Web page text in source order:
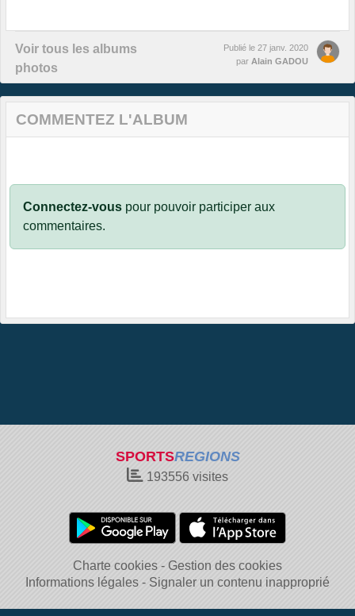
Voir tous les albums
photos
Publié le 27 janv. 2020
par Alain GADOU
COMMENTEZ L'ALBUM
Connectez-vous pour pouvoir participer aux
commentaires.
SPORTSREGIONS
193556 visites
Charte cookies
Gestion des cookies
Informations légales
Signaler un contenu inapproprié